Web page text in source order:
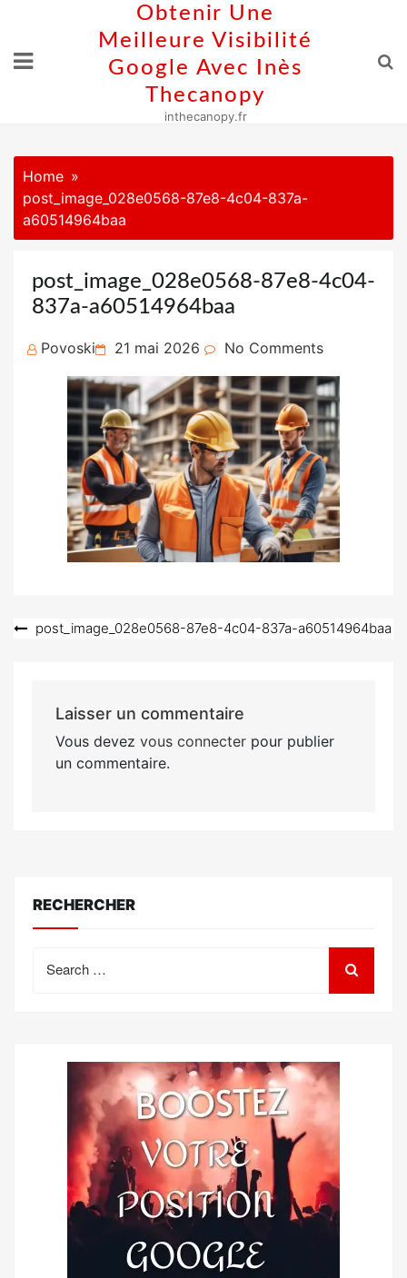
content
Obtenir Une
Meilleure Visibilité
Google Avec Inès
Thecanopy
inthecanopy.fr
Home
post_image_028e0568-87e8-4c04-837a-
a60514964baa
post_image_028e0568-87e8-4c04-
837a-a60514964baa
Povoski Posted
on
21 mai 2026 No Comments
Navigation
post_image_028e0568-87e8-4c04-837a-a60514964baa
Laisser un commentaire
Vous devez vous connecterpour publier
un commentaire.
RECHERCHER
for: